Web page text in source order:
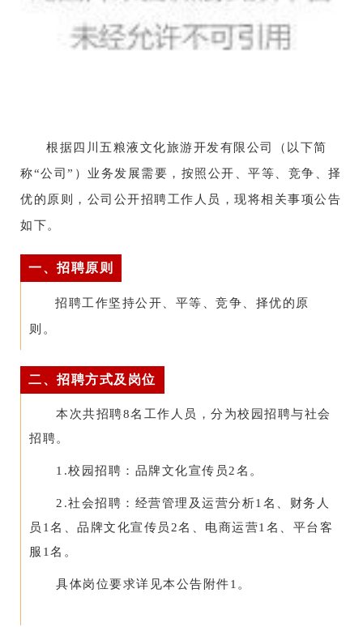
根据四川五粮液文化旅游开发有限公司（以下简
称“公司”）业务发展需要，按照公开、平等、竞争、择
优的原则，公司公开招聘工作人员，现将相关事项公告
如下。
一、招聘原则
招聘工作坚持公开、平等、竞争、择优的原
则。
二、招聘方式及岗位
本次共招聘8名工作人员，分为校园招聘与社会
招聘。
1.校园招聘：品牌文化宣传员2名。
2.社会招聘：经营管理及运营分析1名、财务人
员1名、品牌文化宣传员2名、电商运营1名、平台客
服1名。
具体岗位要求详见本公告附件1。